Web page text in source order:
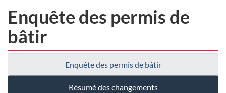
Enquête des permis de
bâtir
Enquête des permis de bâtir
Résumé des changements